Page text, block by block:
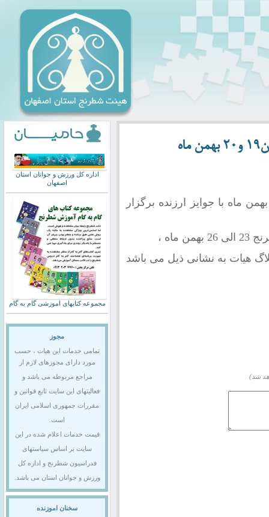
جام فجر شهرستان کازرون19 و20 بهمن ماه با جوایز ارزنده برگزار
هیات به نشانی ذیل می باشد
شد)
اداره کل ورزش و جوانان استان
اصفهان
مجموعه کتابهای اموزشی گام به گام
مجوز
تمامی خدمات این هیات ، حسب
مورد دارای مجوزهای لازم از
مراجع مربوطه می باشد و
فعالیتهای این سایت تابع قوانین و
مقررات جمهوری اسلامی ایران
است.
قیمت خدمات اعلام شده در این
سایت بر اساس سیاستهای
فدراسیون شطرنج و اداره کل
ورزش و جوانان استان می باشد.
سخنان اموزنده